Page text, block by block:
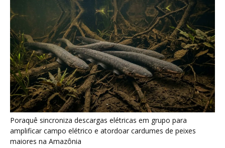
Poraquê sincroniza descargas elétricas em grupo para
amplificar campo elétrico e atordoar cardumes de peixes
maiores na Amazônia